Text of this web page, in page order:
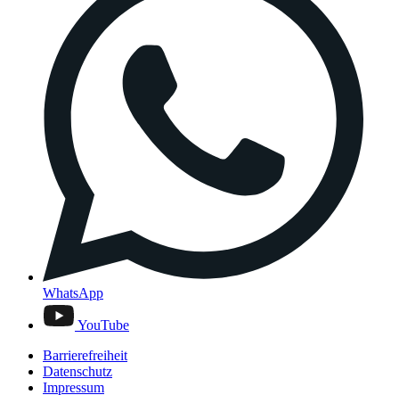
WhatsApp
YouTube
Barrierefreiheit
Datenschutz
Impressum